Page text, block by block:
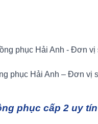
phục Hải Anh – Đơn vị
phục cấp 2 uy tín